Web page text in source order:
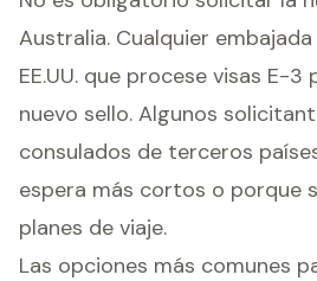
Australia. Cualquier
EE.UU. que procese visas E-
nuevo sello. Algunos
consulados de terceros
espera más cortos o porque
planes de viaje.
Las opciones más comunes